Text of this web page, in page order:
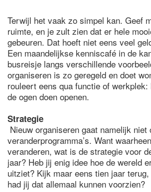
Terwijl het vaak zo simpel kan. Geef
ruimte, en je zult zien dat er hele
gebeuren. Dat hoeft niet eens veel
Een maandelijkse kenniscafé in de
busreisje langs verschillende
organiseren is zo geregeld en doet
rouleert eens qua functie of
de ogen doen openen.
Strategie
Nieuw organiseren gaat namelijk niet
veranderprogramma’s. Want
veranderen, wat is de strategie voor
jaar? Heb jij enig idee hoe de wereld
uitziet? Kijk maar eens tien jaar
had jij dat allemaal kunnen voorzien?